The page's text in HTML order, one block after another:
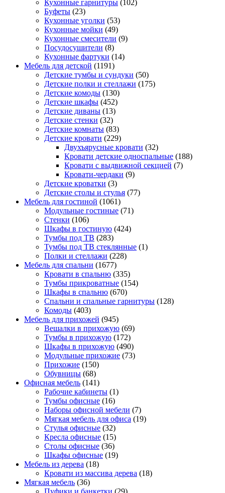
Кухонные гарнитуры (102)
Буфеты (23)
Кухонные уголки (53)
Кухонные мойки (49)
Кухонные смесители (9)
Посудосушители (8)
Кухонные фартуки (14)
Мебель для детской (1191)
Детские тумбы и сундуки (50)
Детские полки и стеллажи (175)
Детские комоды (130)
Детские шкафы (452)
Детские диваны (13)
Детские стенки (32)
Детские комнаты (83)
Детские кровати (229)
Двухъярусные кровати (32)
Кровати детские односпальные (188)
Кровати с выдвижной секцией (7)
Кровати-чердаки (9)
Детские кроватки (3)
Детские столы и стулья (77)
Мебель для гостиной (1061)
Модульные гостиные (71)
Стенки (106)
Шкафы в гостиную (424)
Тумбы под ТВ (283)
Тумбы под ТВ стеклянные (1)
Полки и стеллажи (228)
Мебель для спальни (1677)
Кровати в спальню (335)
Тумбы прикроватные (154)
Шкафы в спальню (670)
Спальни и спальные гарнитуры (128)
Комоды (403)
Мебель для прихожей (945)
Вешалки в прихожую (69)
Тумбы в прихожую (172)
Шкафы в прихожую (490)
Модульные прихожие (73)
Прихожие (150)
Обувницы (68)
Офисная мебель (141)
Рабочие кабинеты (1)
Тумбы офисные (16)
Наборы офисной мебели (7)
Мягкая мебель для офиса (19)
Стулья офисные (32)
Кресла офисные (15)
Столы офисные (36)
Шкафы офисные (19)
Мебель из дерева (18)
Кровати из массива дерева (18)
Мягкая мебель (36)